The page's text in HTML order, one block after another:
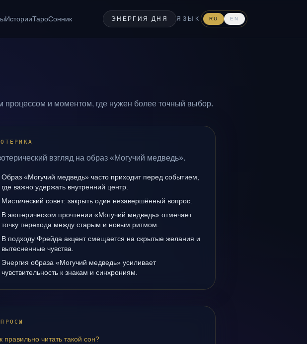
ИсторииТароСонник ЭНЕРГИЯ ДНЯ ЯЗЫК RU EN
и моментом, где нужен более точный выбор.
взгляд на образ «Могучий медведь».
Образ «Могучий медведь» часто приходит перед событием,
где важно удержать внутренний центр.
Мистический совет: закрыть один незавершённый вопрос.
В эзотерическом прочтении «Могучий медведь» отмечает
точку перехода между старым и новым ритмом.
В подходу Фрейда акцент смещается на скрытые желания и
вытесненные чувства.
Энергия образа «Могучий медведь» усиливает
чувствительность к знакам и синхрониям.
правильно читать такой сон?